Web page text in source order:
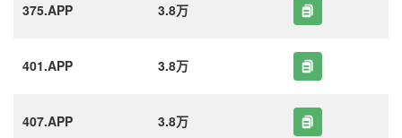
375.APP 3.8万
401.APP 3.8万
407.APP 3.8万